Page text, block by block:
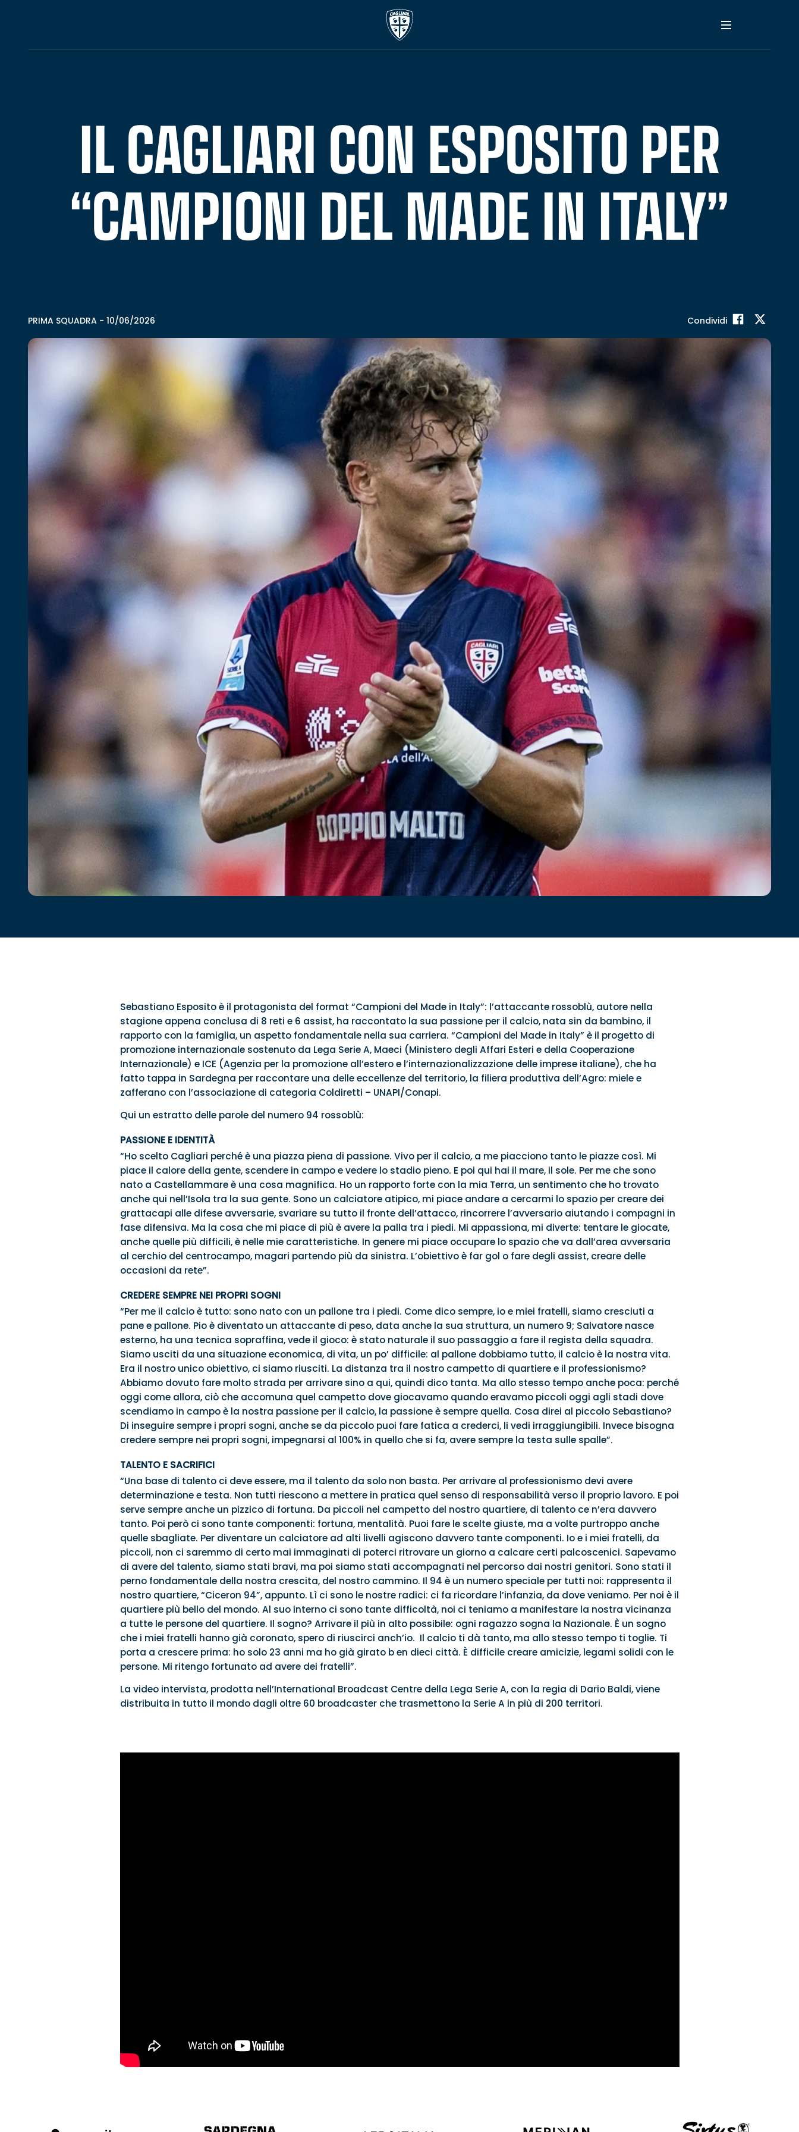
IL CAGLIARI CON ESPOSITO PER
“CAMPIONI DEL MADE IN ITALY”
PRIMA SQUADRA - 10/06/2026 Condividi
Sebastiano Esposito è il protagonista del format “Campioni del Made in Italy”: l’attaccante rossoblù, autore nella
stagione appena conclusa di 8 reti e 6 assist, ha raccontato la sua passione per il calcio, nata sin da bambino, il
rapporto con la famiglia, un aspetto fondamentale nella sua carriera. “Campioni del Made in Italy” è il progetto di
promozione internazionale sostenuto da Lega Serie A, Maeci (Ministero degli Affari Esteri e della Cooperazione
Internazionale) e ICE (Agenzia per la promozione all’estero e l’internazionalizzazione delle imprese italiane), che ha
fatto tappa in Sardegna per raccontare una delle eccellenze del territorio, la filiera produttiva dell’Agro: miele e
zafferano con l’associazione di categoria Coldiretti – UNAPI/Conapi.
Qui un estratto delle parole del numero 94 rossoblù:
PASSIONE E IDENTITÀ
“Ho scelto Cagliari perché è una piazza piena di passione. Vivo per il calcio, a me piacciono tanto le piazze così. Mi
piace il calore della gente, scendere in campo e vedere lo stadio pieno. E poi qui hai il mare, il sole. Per me che sono
nato a Castellammare è una cosa magnifica. Ho un rapporto forte con la mia Terra, un sentimento che ho trovato
anche qui nell’Isola tra la sua gente. Sono un calciatore atipico, mi piace andare a cercarmi lo spazio per creare dei
grattacapi alle difese avversarie, svariare su tutto il fronte dell’attacco, rincorrere l’avversario aiutando i compagni in
fase difensiva. Ma la cosa che mi piace di più è avere la palla tra i piedi. Mi appassiona, mi diverte: tentare le giocate,
anche quelle più difficili, è nelle mie caratteristiche. In genere mi piace occupare lo spazio che va dall’area avversaria
al cerchio del centrocampo, magari partendo più da sinistra. L’obiettivo è far gol o fare degli assist, creare delle
occasioni da rete”.
CREDERE SEMPRE NEI PROPRI SOGNI
“Per me il calcio è tutto: sono nato con un pallone tra i piedi. Come dico sempre, io e miei fratelli, siamo cresciuti a
pane e pallone. Pio è diventato un attaccante di peso, data anche la sua struttura, un numero 9; Salvatore nasce
esterno, ha una tecnica sopraffina, vede il gioco: è stato naturale il suo passaggio a fare il regista della squadra.
Siamo usciti da una situazione economica, di vita, un po’ difficile: al pallone dobbiamo tutto, il calcio è la nostra vita.
Era il nostro unico obiettivo, ci siamo riusciti. La distanza tra il nostro campetto di quartiere e il professionismo?
Abbiamo dovuto fare molto strada per arrivare sino a qui, quindi dico tanta. Ma allo stesso tempo anche poca: perché
oggi come allora, ciò che accomuna quel campetto dove giocavamo quando eravamo piccoli oggi agli stadi dove
scendiamo in campo è la nostra passione per il calcio, la passione è sempre quella. Cosa direi al piccolo Sebastiano?
Di inseguire sempre i propri sogni, anche se da piccolo puoi fare fatica a crederci, li vedi irraggiungibili. Invece bisogna
credere sempre nei propri sogni, impegnarsi al 100% in quello che si fa, avere sempre la testa sulle spalle”.
TALENTO E SACRIFICI
“Una base di talento ci deve essere, ma il talento da solo non basta. Per arrivare al professionismo devi avere
determinazione e testa. Non tutti riescono a mettere in pratica quel senso di responsabilità verso il proprio lavoro. E poi
serve sempre anche un pizzico di fortuna. Da piccoli nel campetto del nostro quartiere, di talento ce n’era davvero
tanto. Poi però ci sono tante componenti: fortuna, mentalità. Puoi fare le scelte giuste, ma a volte purtroppo anche
quelle sbagliate. Per diventare un calciatore ad alti livelli agiscono davvero tante componenti. Io e i miei fratelli, da
piccoli, non ci saremmo di certo mai immaginati di poterci ritrovare un giorno a calcare certi palcoscenici. Sapevamo
di avere del talento, siamo stati bravi, ma poi siamo stati accompagnati nel percorso dai nostri genitori. Sono stati il
perno fondamentale della nostra crescita, del nostro cammino. Il 94 è un numero speciale per tutti noi: rappresenta il
nostro quartiere, “Ciceron 94”, appunto. Lì ci sono le nostre radici: ci fa ricordare l’infanzia, da dove veniamo. Per noi è il
quartiere più bello del mondo. Al suo interno ci sono tante difficoltà, noi ci teniamo a manifestare la nostra vicinanza
a tutte le persone del quartiere. Il sogno? Arrivare il più in alto possibile: ogni ragazzo sogna la Nazionale. È un sogno
che i miei fratelli hanno già coronato, spero di riuscirci anch’io. Il calcio ti dà tanto, ma allo stesso tempo ti toglie. Ti
porta a crescere prima: ho solo 23 anni ma ho già girato b en dieci città. È difficile creare amicizie, legami solidi con le
persone. Mi ritengo fortunato ad avere dei fratelli”.
La video intervista, prodotta nell’International Broadcast Centre della Lega Serie A, con la regia di Dario Baldi, viene
distribuita in tutto il mondo dagli oltre 60 broadcaster che trasmettono la Serie A in più di 200 territori.